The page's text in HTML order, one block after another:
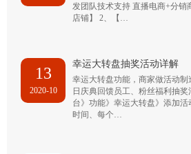
发团队技术支持 直播电商+分销
店铺】 2、【…
13
2020-10
幸运大转盘抽奖活动详解
幸运大转盘功能，商家做活动
日庆典回馈员工、粉丝福利抽
台》功能》幸运大转盘》添加
时间、每个…